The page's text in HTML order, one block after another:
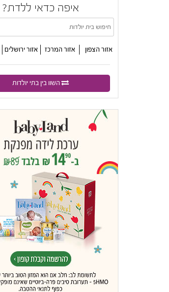
איפה כדאי ללדת?
אזור הצפון אזור המרכז אזור ירושלים
השוו בין בתי יולדות